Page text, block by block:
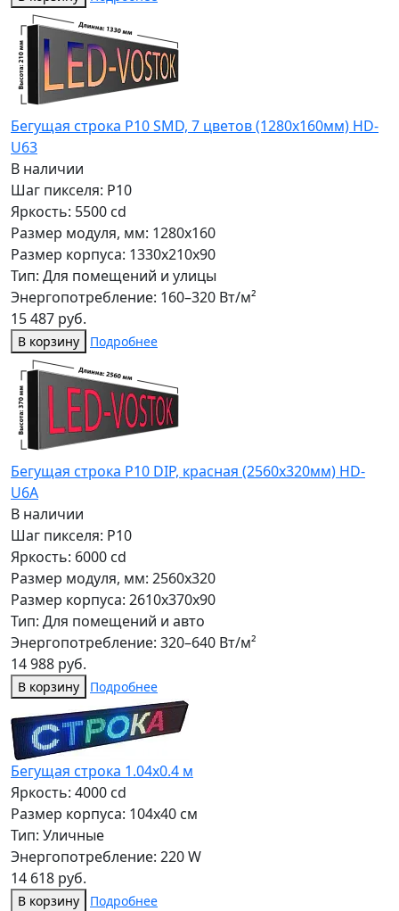
Бегущая строка Р10 SMD, 7 цветов (1280x160мм) HD-
U63
В наличии
Шаг пикселя: P10
Яркость: 5500 cd
Размер модуля, мм: 1280x160
Размер корпуса: 1330x210x90
Тип: Для помещений и улицы
Энергопотребление: 160–320 Вт/м²
15 487 руб.
В корзину Подробнее
Бегущая строка Р10 DIP, красная (2560x320мм) HD-
U6A
В наличии
Шаг пикселя: P10
Яркость: 6000 cd
Размер модуля, мм: 2560x320
Размер корпуса: 2610x370x90
Тип: Для помещений и авто
Энергопотребление: 320–640 Вт/м²
14 988 руб.
В корзину Подробнее
Бегущая строка 1.04х0.4 м
Яркость: 4000 cd
Размер корпуса: 104x40 см
Тип: Уличные
Энергопотребление: 220 W
14 618 руб.
В корзину Подробнее